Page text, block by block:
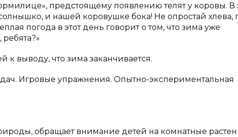
предстоящему появлению телят у коровы. В
и нашей коровушке бока! Не опростай хлева,
погода в этот день говорит о том, что зима уже
к выводу, что зима заканчивается.
Игровые упражнения. Опытно-экспериментальная
обращает внимание детей на комнатные